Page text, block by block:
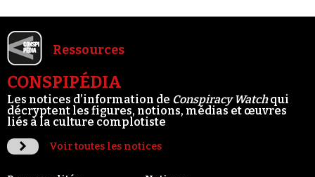
Ressources
CONSPIPÉDIA
Les notices d’information de Conspiracy Watchqui
décryptent les figures, notions, médias et œuvres
liés à la culture complotiste
Voir toutes les notices